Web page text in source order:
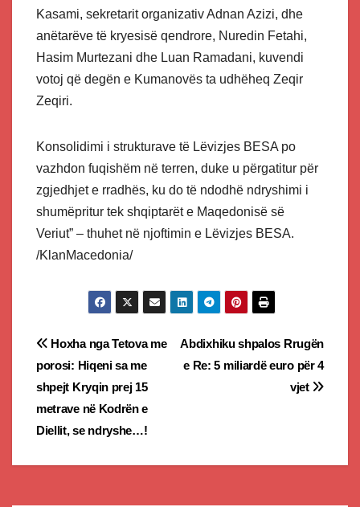
Kasami, sekretarit organizativ Adnan Azizi, dhe
anëtarëve të kryesisë qendrore, Nuredin Fetahi,
Hasim Murtezani dhe Luan Ramadani, kuvendi
votoj që degën e Kumanovës ta udhëheq Zeqir
Zeqiri.
Konsolidimi i strukturave të Lëvizjes BESA po
vazhdon fuqishëm në terren, duke u përgatitur për
zgjedhjet e rradhës, ku do të ndodhë ndryshimi i
shumëpritur tek shqiptarët e Maqedonisë së
Veriut” – thuhet në njoftimin e Lëvizjes BESA.
/KlanMacedonia/
Post
navigation
Abdixhiku shpalos Rrugën
e Re: 5 miliardë euro për 4
vjet
Hoxha nga Tetova me
porosi: Hiqeni sa me
shpejt Kryqin prej 15
metrave në Kodrën e
Diellit, se ndryshe…!